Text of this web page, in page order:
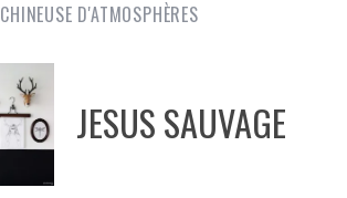
CHINEUSE D'ATMOSPHÈRES
JESUS SAUVAGE